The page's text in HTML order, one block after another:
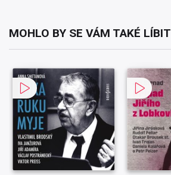
MOHLO BY SE VÁM TAKÉ LÍBIT